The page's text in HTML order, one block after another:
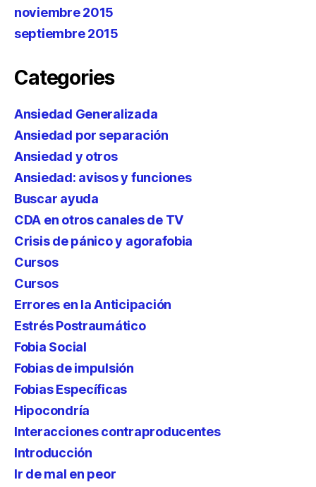
noviembre 2015
septiembre 2015
Categories
Ansiedad Generalizada
Ansiedad por separación
Ansiedad y otros
Ansiedad: avisos y funciones
Buscar ayuda
CDA en otros canales de TV
Crisis de pánico y agorafobia
Cursos
Cursos
Errores en la Anticipación
Estrés Postraumático
Fobia Social
Fobias de impulsión
Fobias Específicas
Hipocondría
Interacciones contraproducentes
Introducción
Ir de mal en peor